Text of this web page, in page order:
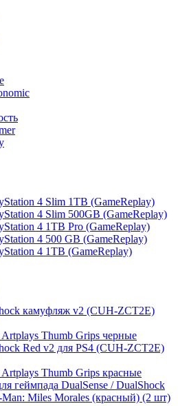
4 Slim 1TB (GameReplay)
4 Slim 500GB (GameReplay)
4 1TB Pro (GameReplay)
4 500 GB (GameReplay)
4 1TB (GameReplay)
камуфляж v2 (CUH-ZCT2E)
Thumb Grips черные
Red v2 для PS4 (CUH-ZCT2E)
Thumb Grips красные
геймпада DualSense / DualShock
Miles Morales (красный) (2 шт)